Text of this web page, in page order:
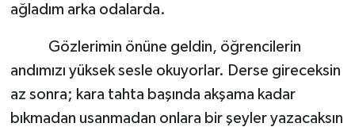
ağladım arka odalarda.
Gözlerimin önüne geldin, öğrencilerin
andımızı yüksek sesle okuyorlar. Derse gireceksin
az sonra; kara tahta başında akşama kadar
bıkmadan usanmadan onlara bir şeyler yazacaksın